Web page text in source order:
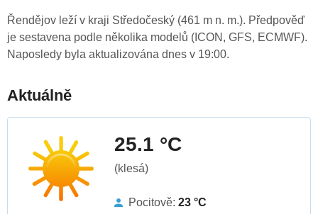
Řendějov leží v kraji Středočeský (461 m n. m.). Předpověď
je sestavena podle několika modelů (ICON, GFS, ECMWF).
Naposledy byla aktualizována dnes v 19:00.
Aktuálně
25.1 °C
(klesá)
Pocitově: 23 °C